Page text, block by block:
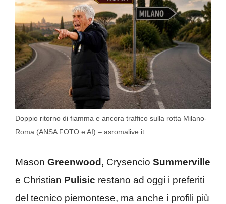
Doppio ritorno di fiamma e ancora traffico sulla rotta Milano-
Roma (ANSA FOTO e AI) – asromalive.it
Mason Greenwood, Crysencio Summerville
e Christian Pulisic restano ad oggi i preferiti
del tecnico piemontese, ma anche i profili più